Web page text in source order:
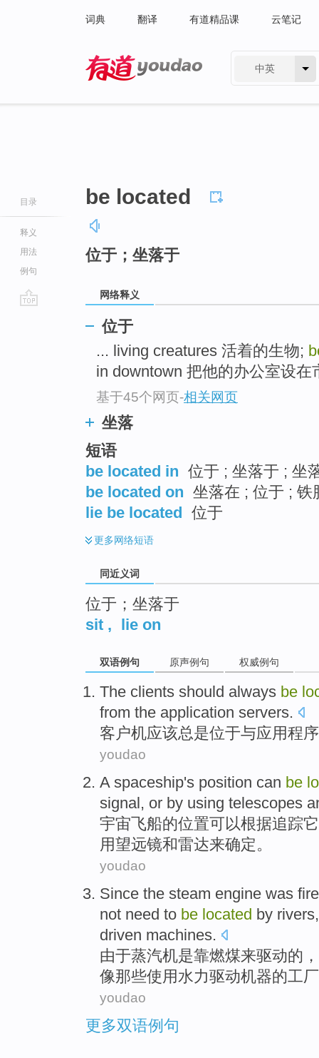
词典 翻译 有道精品课 云笔记
中英
目录
释义
用法
例句
be located
位于；坐落于
网络释义
位于
... living creatures 活着的生物;
in downtown 把他的办公室设在
基于45个网页-相关网页
坐落
短语
be located in 位于 ; 坐落于 ; 坐
be located on 坐落在 ; 位于 ; 铁
lie be located 位于
更多网络短语
同近义词
位于；坐落于
sit , lie on
双语例句 原声例句 权威例句
The clients should always be
from the application servers.
客户机应该总是位于与应用程序
youdao
A spaceship's position can be
signal, or by using telescopes
宇宙飞船的位置可以根据追踪它
用望远镜和雷达来确定。
youdao
Since the steam engine was
not need to be located by rivers
driven machines.
由于蒸汽机是靠燃煤来驱动的
像那些使用 水力驱动机器的工
youdao
更多双语例句